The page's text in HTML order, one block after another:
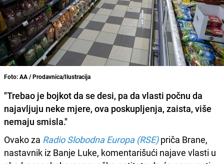
Foto: AA / Prodavnica/Ilustracija
"Trebao je bojkot da se desi, pa da vlasti počnu da
najavljuju neke mjere, ova poskupljenja, zaista, više
nemaju smisla."
Ovako za Radio Slobodna Europa (RSE)priča Brane,
nastavnik iz Banje Luke, komentarišući najave vlasti u